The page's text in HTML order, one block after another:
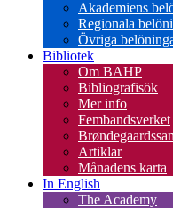
Akademiens
Regionala
Övriga
Bibliotek
Om BAHP
Bibliografisök
Mer info
Fembandsverket
Artiklar
Månadens karta
In English
The Academy